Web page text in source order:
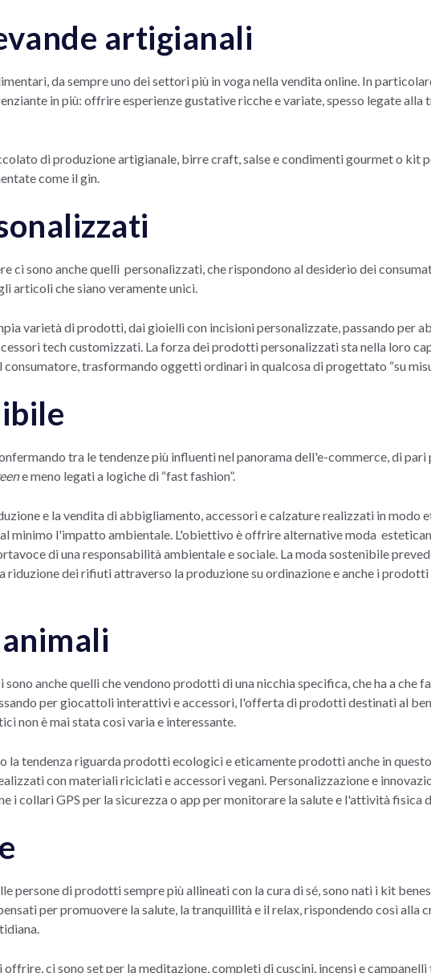
artigianali
da sempre uno dei settori più in voga nella vendita online. In
in più: offrire esperienze gustative ricche e variate, spesso legate alla
di produzione artigianale, birre craft, salse e condimenti gourmet o kit
come il gin.
ci sono anche quelli personalizzati, che rispondono al desiderio dei
articoli che siano veramente unici.
varietà di prodotti, dai gioielli con incisioni personalizzate, passando per
tech customizzati. La forza dei prodotti personalizzati sta nella loro
trasformando oggetti ordinari in qualcosa di progettato “su
tra le tendenze più influenti nel panorama dell'e-commerce, di pari
e meno legati a logiche di “fast fashion”.
e la vendita di abbigliamento, accessori e calzature realizzati in modo
minimo l'impatto ambientale. L'obiettivo è offrire alternative moda
di una responsabilità ambientale e sociale. La moda sostenibile
dei rifiuti attraverso la produzione su ordinazione e anche i prodotti
anche quelli che vendono prodotti di una nicchia specifica, che ha a che
per giocattoli interattivi e accessori, l'offerta di prodotti destinati al
non è mai stata così varia e interessante.
la tendenza riguarda prodotti ecologici e eticamente prodotti anche in
con materiali riciclati e accessori vegani. Personalizzazione e
i collari GPS per la sicurezza o app per monitorare la salute e l'attività fisica
persone di prodotti sempre più allineati con la cura di sé, sono nati i kit
per promuovere la salute, la tranquillità e il relax, rispondendo così alla
ci sono set per la meditazione, completi di cuscini, incensi e